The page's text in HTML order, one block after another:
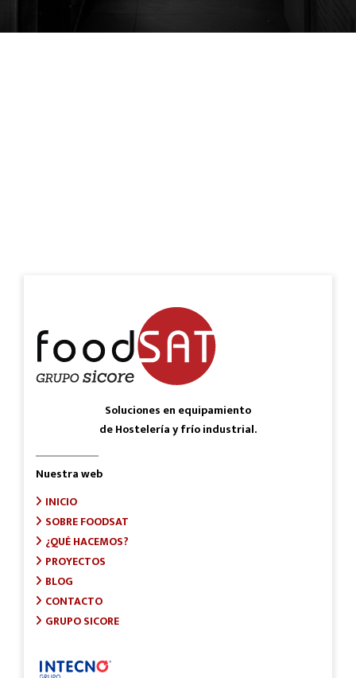
Soluciones en equipamiento
de Hostelería y frío industrial.
Nuestra web
INICIO
SOBRE FOODSAT
¿QUÉ HACEMOS?
PROYECTOS
BLOG
CONTACTO
GRUPO SICORE